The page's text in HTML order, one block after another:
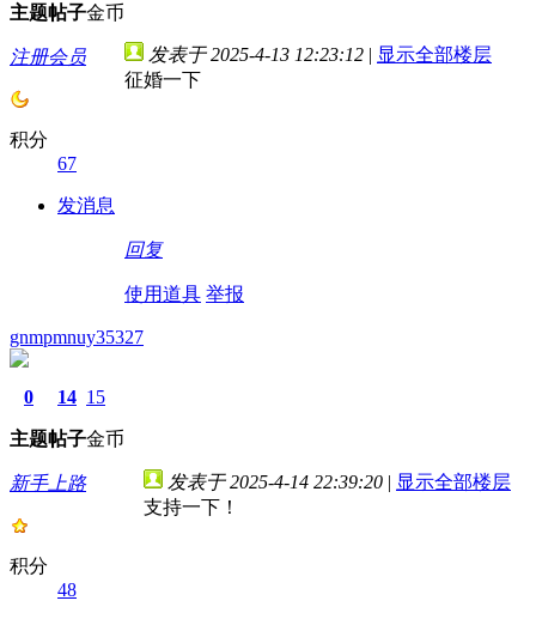
主题帖子金币
注册会员
积分
67
发消息
发表于 2025-4-13 12:23:12 | 显示全部楼层
征婚一下
回复
使用道具 举报
gnmpmnuy35327
0
主题
14
帖子
15
金币
新手上路
积分
48
发表于 2025-4-14 22:39:20 | 显示全部楼层
支持一下！